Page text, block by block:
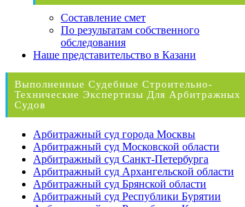
Составление смет
По результатам собственного
обследования
Наше представительство в Казани
Выполненные Судебные Строительно-
Технические Экспертизы Для Арбитражных
Судов
Арбитражный суд города Москвы
Арбитражный суд Московской области
Арбитражный суд Санкт-Петербурга
Арбитражный суд Архангельской области
Арбитражный суд Брянской области
Арбитражный суд Республики Бурятии